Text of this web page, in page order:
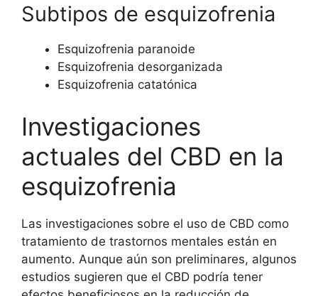
Subtipos de esquizofrenia
Esquizofrenia paranoide
Esquizofrenia desorganizada
Esquizofrenia catatónica
Investigaciones
actuales del CBD en la
esquizofrenia
Las investigaciones sobre el uso de CBD como
tratamiento de trastornos mentales están en
aumento. Aunque aún son preliminares, algunos
estudios sugieren que el CBD podría tener